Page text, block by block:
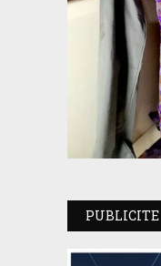
PUBLICITE